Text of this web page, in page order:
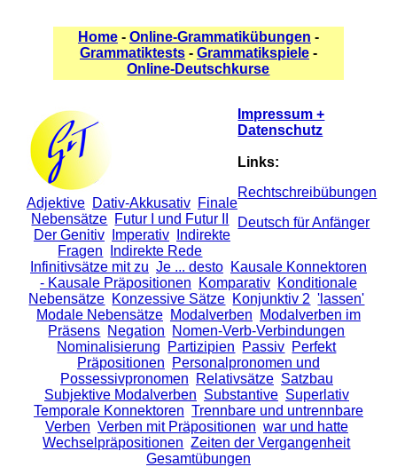
Home- Online-Grammatikübungen -
Grammatiktests- Grammatikspiele-
Online-Deutschkurse
Impressum +
Datenschutz
Links:
Rechtschreibübungen
Deutsch für Anfänger
Adjektive Dativ-Akkusativ Finale
Nebensätze Futur I und Futur II
Der Genitiv
Imperativ
Indirekte
Fragen
Indirekte Rede
Infinitivsätze mit zu Je ... desto Kausale Konnektoren
- Kausale Präpositionen
Komparativ Konditionale
Nebensätze Konzessive Sätze Konjunktiv 2 'lassen'
Modale Nebensätze Modalverben
Modalverben im
Präsens Negation
Nomen-Verb-Verbindungen
Nominalisierung
Partizipien Passiv Perfekt
Präpositionen
Personalpronomen und
Possessivpronomen
Relativsätze Satzbau
Subjektive Modalverben Substantive Superlativ
Temporale Konnektoren Trennbare und untrennbare
Verben Verben mit Präpositionen war und hatte
Wechselpräpositionen Zeiten der Vergangenheit
Gesamtübungen